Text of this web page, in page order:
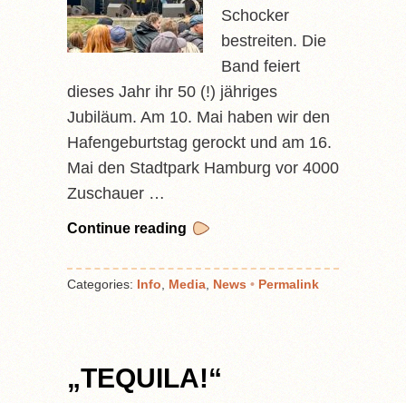
Schocker
bestreiten. Die
Band feiert
dieses Jahr ihr 50 (!) jähriges
Jubiläum. Am 10. Mai haben wir den
Hafengeburtstag gerockt und am 16.
Mai den Stadtpark Hamburg vor 4000
Zuschauer …
Continue reading
Categories: Info Media News • Permalink
„TEQUILA!“